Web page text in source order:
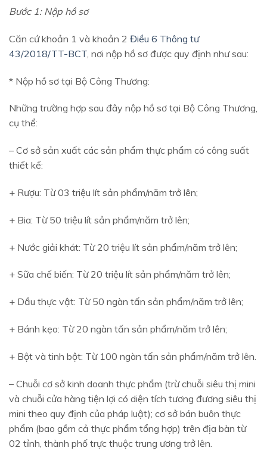
Bước 1: Nộp hồ sơ
Căn cứ khoản 1 và khoản 2 Điều 6 Thông tư
43/2018/TT-BCT , nơi nộp hồ sơ được quy định như sau:
* Nộp hồ sơ tại Bộ Công Thương:
Những trường hợp sau đây nộp hồ sơ tại Bộ Công Thương,
cụ thể:
– Cơ sở sản xuất các sản phẩm thực phẩm có công suất
thiết kế:
+ Rượu: Từ 03 triệu lít sản phẩm/năm trở lên;
+ Bia: Từ 50 triệu lít sản phẩm/năm trở lên;
+ Nước giải khát: Từ 20 triệu lít sản phẩm/năm trở lên;
+ Sữa chế biến: Từ 20 triệu lít sản phẩm/năm trở lên;
+ Dầu thực vật: Từ 50 ngàn tấn sản phẩm/năm trở lên;
+ Bánh kẹo: Từ 20 ngàn tấn sản phẩm/năm trở lên;
+ Bột và tinh bột: Từ 100 ngàn tấn sản phẩm/năm trở lên.
– Chuỗi cơ sở kinh doanh thực phẩm (trừ chuỗi siêu thị mini
và chuỗi cửa hàng tiện lợi có diện tích tương đương siêu thị
mini theo quy định của pháp luật); cơ sở bán buôn thực
phẩm (bao gồm cả thực phẩm tổng hợp) trên địa bàn từ
02 tỉnh, thành phố trực thuộc trung ương trở lên.